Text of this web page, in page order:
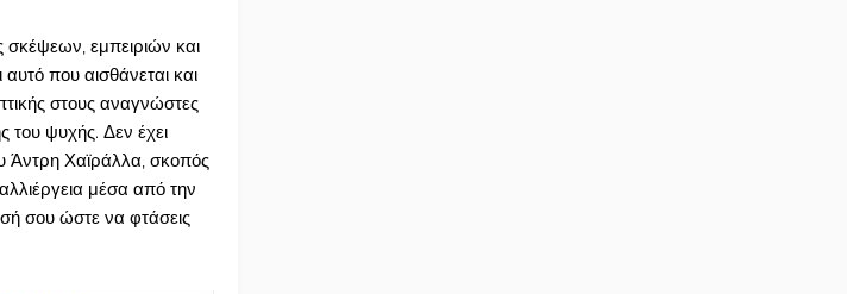
εμπειριών και
που αισθάνεται και
στους αναγνώστες
του ψυχής. Δεν έχει
Άντρη Χαϊράλλα, σκοπός
μέσα από την
σου ώστε να φτάσεις